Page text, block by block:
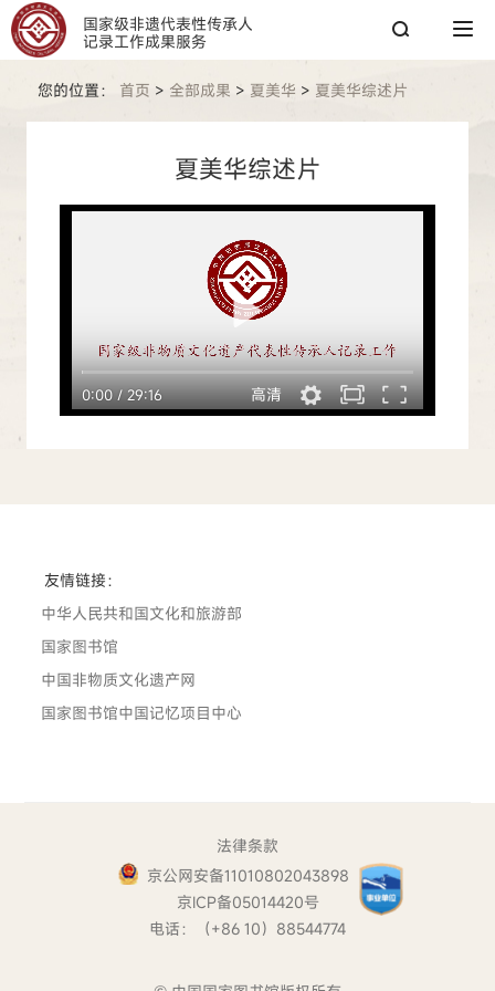
国家级非遗代表性传承人
记录工作成果服务
您的位置： 首页 > 全部成果 > 夏美华 > 夏美华综述片
夏美华综述片
0:00/29:16 高清
搜索
国家图书馆 传承人
友情链接：
中华人民共和国文化和旅游部
国家图书馆
中国非物质文化遗产网
国家图书馆中国记忆项目中心
法律条款
京公网安备11010802043898
京ICP备05014420号
电话：（+86 10）88544774